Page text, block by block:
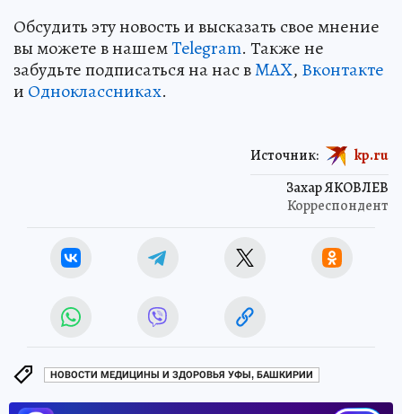
Обсудить эту новость и высказать свое мнение
вы можете в нашемTelegram. Также не
забудьте подписаться на нас вMAX, Вконтакте
и Одноклассниках.
Захар ЯКОВЛЕВ
Корреспондент
Источник: kp.ru
НОВОСТИ МЕДИЦИНЫ И ЗДОРОВЬЯ УФЫ, БАШКИРИИ